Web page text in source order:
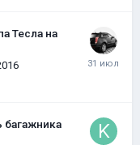
Тесла на
багажника